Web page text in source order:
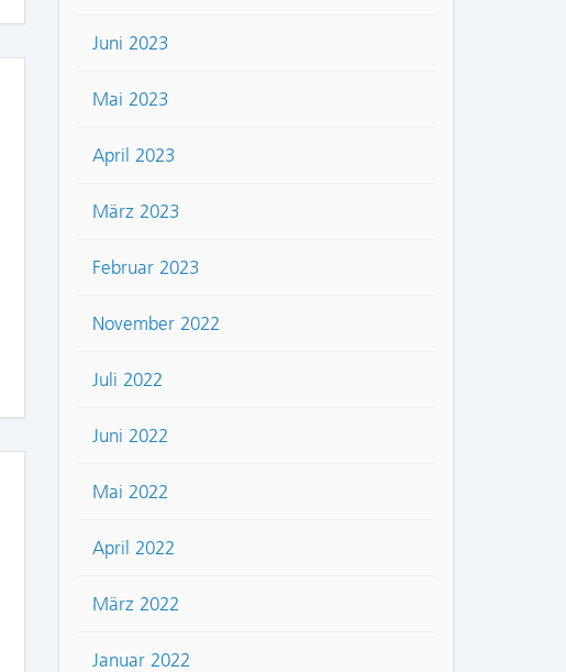
Juni 2023
Mai 2023
April 2023
März 2023
Februar 2023
November 2022
Juli 2022
Juni 2022
Mai 2022
April 2022
März 2022
Januar 2022